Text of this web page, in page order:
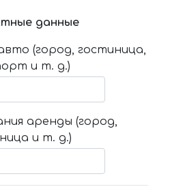
данные
(город, гостиница,
и т. д.)
аренды (город,
и т. д.)